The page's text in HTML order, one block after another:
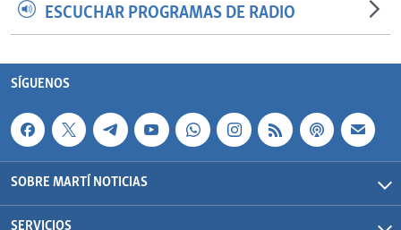
ESCUCHAR PROGRAMAS DE RADIO
SÍGUENOS
SOBRE MARTÍ NOTICIAS
SERVICIOS